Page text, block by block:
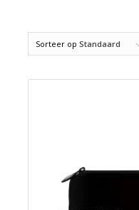
Sorteer op Standaard